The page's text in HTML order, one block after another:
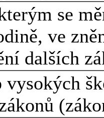
se
ve
dalších
vysokých